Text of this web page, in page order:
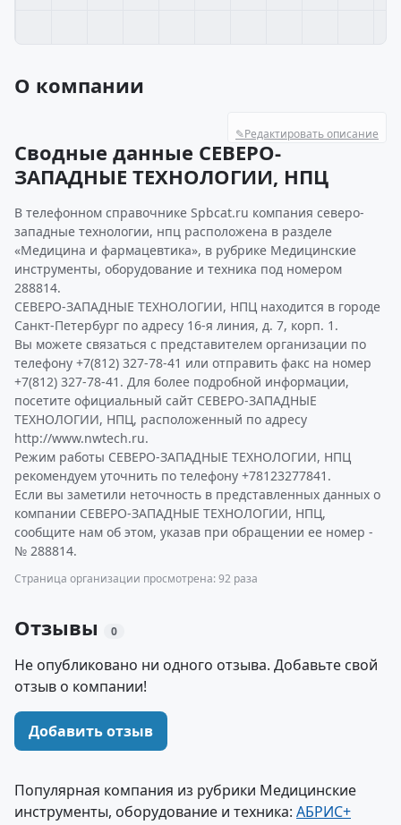
О компании
✎Редактировать описание
Сводные данные СЕВЕРО-
ЗАПАДНЫЕ ТЕХНОЛОГИИ, НПЦ
В телефонном справочнике Spbcat.ru компания северо-
западные технологии, нпц расположена в разделе
«Медицина и фармацевтика», в рубрике Медицинские
инструменты, оборудование и техника под номером
288814.
СЕВЕРО-ЗАПАДНЫЕ ТЕХНОЛОГИИ, НПЦ находится в городе
Санкт-Петербург по адресу 16-я линия, д. 7, корп. 1.
Вы можете связаться с представителем организации по
телефону +7(812) 327-78-41 или отправить факс на номер
+7(812) 327-78-41. Для более подробной информации,
посетите официальный сайт СЕВЕРО-ЗАПАДНЫЕ
ТЕХНОЛОГИИ, НПЦ, расположенный по адресу
http://www.nwtech.ru.
Режим работы СЕВЕРО-ЗАПАДНЫЕ ТЕХНОЛОГИИ, НПЦ
рекомендуем уточнить по телефону +78123277841.
Если вы заметили неточность в представленных данных о
компании СЕВЕРО-ЗАПАДНЫЕ ТЕХНОЛОГИИ, НПЦ,
сообщите нам об этом, указав при обращении ее номер -
№ 288814.
Страница организации просмотрена: 92 раза
Отзывы 0
Не опубликовано ни одного отзыва. Добавьте свой
отзыв о компании!
Добавить отзыв
Популярная компания из рубрики Медицинские
инструменты, оборудование и техника: АБРИС+